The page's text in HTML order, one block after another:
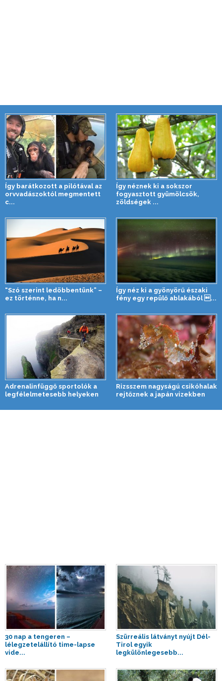
Így barátkozott a pilótával az
orvvadászoktól megmentett
c...
Így néznek ki a sokszor
fogyasztott gyümölcsök,
zöldségek ...
“Szó szerint ledöbbentünk” –
ez történne, ha n...
Így néz ki a gyönyörű északi
fény egy repülő ablakából ...
Adrenalinfüggő sportolók a
legfélelmetesebb helyeken
Rizsszem nagyságú csikóhalak
rejtőznek a japán vizekben
30 nap a tengeren –
lélegzetelállító time-lapse
vide...
Szürreális látványt nyújt Dél-
Tirol egyik
legkülönlegesebb...